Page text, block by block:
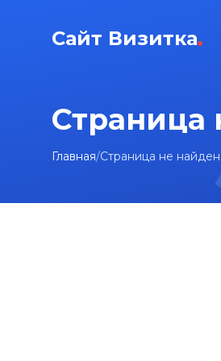
Сайт Визитка
Страница
Главная/Страница не